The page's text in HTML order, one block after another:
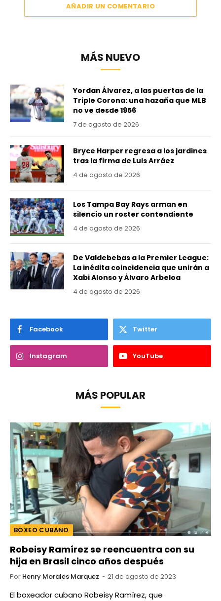
AÑADIR UN COMENTARIO
MÁS NUEVO
Yordan Álvarez, a las puertas de la
Triple Corona: una hazaña que MLB
no ve desde 1956
7 de agosto de 2026
Bryce Harper regresa a los jardines
tras la firma de Luis Arráez
4 de agosto de 2026
Los Tampa Bay Rays arman en
silencio un roster contendiente
4 de agosto de 2026
De Valdebebas a la Premier League:
La inédita coincidencia que unirán a
Xabi Alonso y Álvaro Arbeloa
4 de agosto de 2026
Facebook Twitter
Instagram YouTube
MÁS POPULAR
BOXEO CUBANO
Robeisy Ramírez se reencuentra con su
hija en Brasil cinco años después
Por Henry Morales Marquez 21 de agosto de 2023
El boxeador cubano Robeisy Ramírez, que